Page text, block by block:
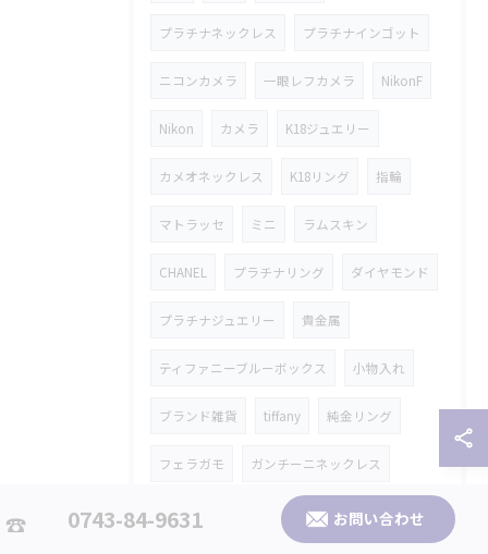
プラチナネックレス プラチナインゴット
ニコンカメラ 一眼レフカメラ NikonF
Nikon カメラ K18ジュエリー
カメオネックレス K18リング 指輪
マトラッセ ミニ ラムスキン
CHANEL プラチナリング ダイヤモンド
プラチナジュエリー 貴金属
ティファニーブルーボックス 小物入れ
ブランド雑貨 tiffany 純金リング
フェラガモ ガンチーニネックレス
グッチ財布 オーストリッチ
0743-84-9631 お問い合わせ